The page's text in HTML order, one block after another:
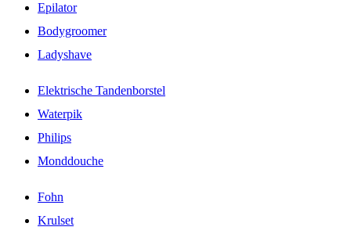
Epilator
Bodygroomer
Ladyshave
Elektrische Tandenborstel
Waterpik
Philips
Monddouche
Fohn
Krulset